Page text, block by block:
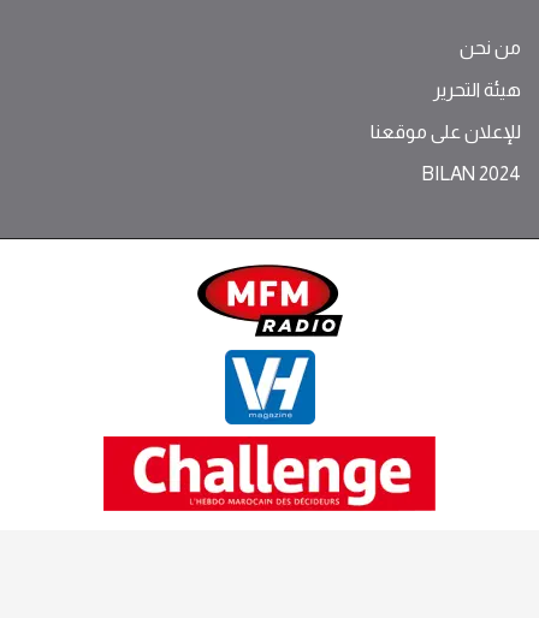
من نحن
هيئة التحرير
للإعلان على موقعنا
BILAN 2024